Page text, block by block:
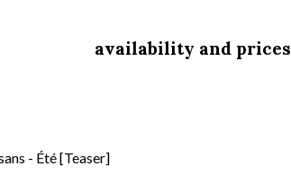
availability and prices
- Été [Teaser]